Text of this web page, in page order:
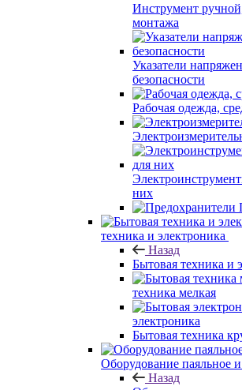
Инструмент
монтажа
Указатели
безопасности
Рабочая одежда,
них
техника и электроника
Назад
Бытовая техника и
техника мелкая
электроника
Бытовая техника
Оборудование паяльное
Назад